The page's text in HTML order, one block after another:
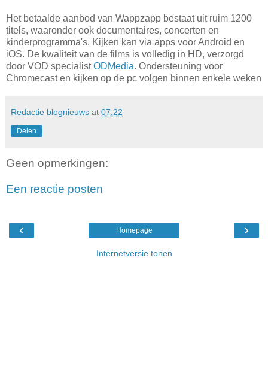
Het betaalde aanbod van Wappzapp bestaat uit ruim 1200
titels, waaronder ook documentaires, concerten en
kinderprogramma's. Kijken kan via apps voor Android en
iOS. De kwaliteit van de films is volledig in HD, verzorgd
door VOD specialistODMedia. Ondersteuning voor
Chromecast en kijken op de pc volgen binnen enkele weken
Redactie blognieuws at 07:22
Delen
Geen opmerkingen:
Een reactie posten
‹ ›
Homepage
Internetversie tonen